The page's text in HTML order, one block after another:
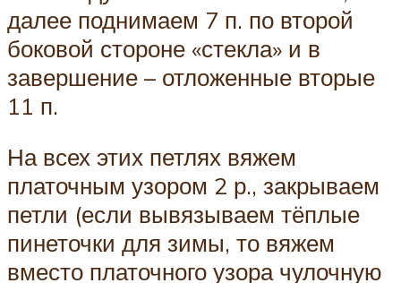
далее поднимаем 7 п. по второй
боковой стороне «стекла» и в
завершение – отложенные вторые
11 п.
На всех этих петлях вяжем
платочным узором 2 р., закрываем
петли (если вывязываем тёплые
пинеточки для зимы, то вяжем
вместо платочного узора чулочную